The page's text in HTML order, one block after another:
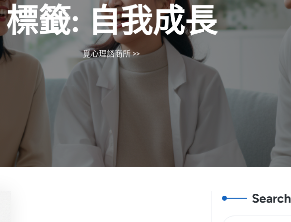
標籤: 自我成長
覓心理諮商所>>
Search